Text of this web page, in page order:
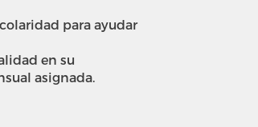
para ayudar
en su
asignada.